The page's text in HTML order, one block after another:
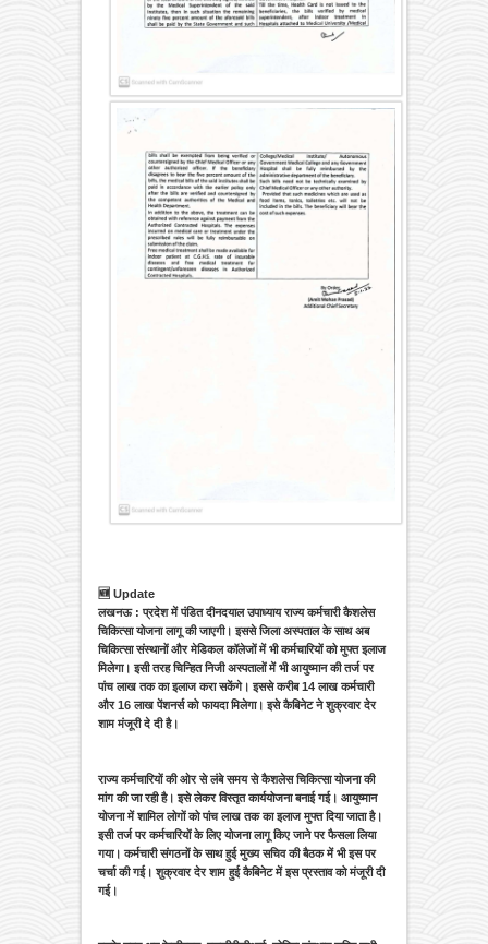
🆕 Update
लखनऊ : प्रदेश में पंडित दीनदयाल उपाध्याय राज्य कर्मचारी कैशलेस
चिकित्सा योजना लागू की जाएगी। इससे जिला अस्पताल के साथ अब
चिकित्सा संस्थानों और मेडिकल कॉलेजों में भी कर्मचारियों को मुफ्त इलाज
मिलेगा। इसी तरह चिन्हित निजी अस्पतालों में भी आयुष्मान की तर्ज पर
पांच लाख तक का इलाज करा सकेंगे। इससे करीब 14 लाख कर्मचारी
और 16 लाख पेंशनर्स को फायदा मिलेगा। इसे कैबिनेट ने शुक्रवार देर
शाम मंजूरी दे दी है।
राज्य कर्मचारियों की ओर से लंबे समय से कैशलेस चिकित्सा योजना की
मांग की जा रही है। इसे लेकर विस्तृत कार्ययोजना बनाई गई। आयुष्मान
योजना में शामिल लोगों को पांच लाख तक का इलाज मुफ्त दिया जाता है।
इसी तर्ज पर कर्मचारियों के लिए योजना लागू किए जाने पर फैसला लिया
गया। कर्मचारी संगठनों के साथ हुई मुख्य सचिव की बैठक में भी इस पर
चर्चा की गई। शुक्रवार देर शाम हुई कैबिनेट में इस प्रस्ताव को मंजूरी दी
गई।